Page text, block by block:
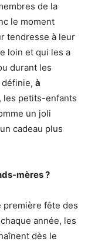
de la
le moment
tendresse à leur
loin et qui les a
durant les
définie, à
, les petits-enfants
un joli
cadeau plus
mères ?
première fête des
année, les
dès le